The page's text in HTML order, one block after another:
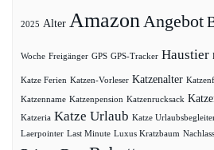
2025 Alter Amazon Angebot
Woche Freigänger GPS GPS-Tracker Haustier
Katze Ferien Katzen-Vorleser Katzenalter
Katzenname Katzenpension Katzenrucksack
Katzeria Katze Urlaub Katze
Laerpointer Last Minute Luxus Kratzbaum Nachlass